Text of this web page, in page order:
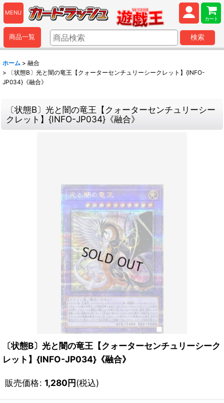
MENU
カート
商品一覧 検索
ホーム > 融合
>
〔状態B〕光と闇の竜王【クォーターセンチュリーシークレット】{INFO-
JP034}《融合》
〔状態B〕光と闇の竜王【クォーターセンチュリーシー
クレット】{INFO-JP034}《融合》
〔状態B〕光と闇の竜王【クォーターセンチュリーシーク
レット】{INFO-JP034}《融合》
販売価格: 1,280円(税込)